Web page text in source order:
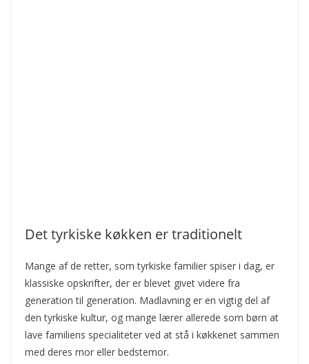
Det tyrkiske køkken er traditionelt
Mange af de retter, som tyrkiske familier spiser i dag, er
klassiske opskrifter, der er blevet givet videre fra
generation til generation. Madlavning er en vigtig del af
den tyrkiske kultur, og mange lærer allerede som børn at
lave familiens specialiteter ved at stå i køkkenet sammen
med deres mor eller bedstemor.